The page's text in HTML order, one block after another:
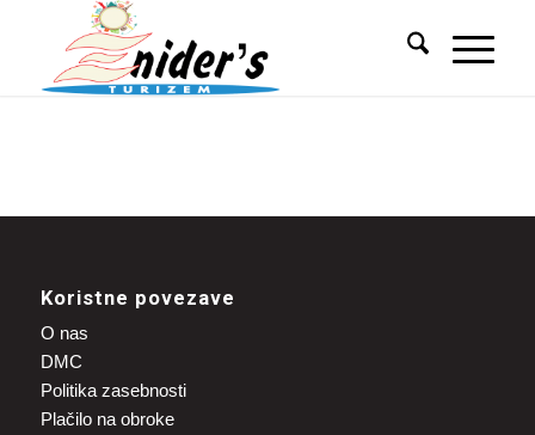
Koristne povezave
O nas
DMC
Politika zasebnosti
Plačilo na obroke